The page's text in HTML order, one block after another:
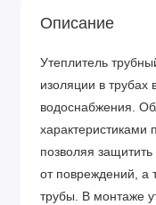
Описание
Утеплитель
изоляции в трубах
водоснабжения.
характеристиками
позволяя
от повреждений, а
трубы. В монтаже